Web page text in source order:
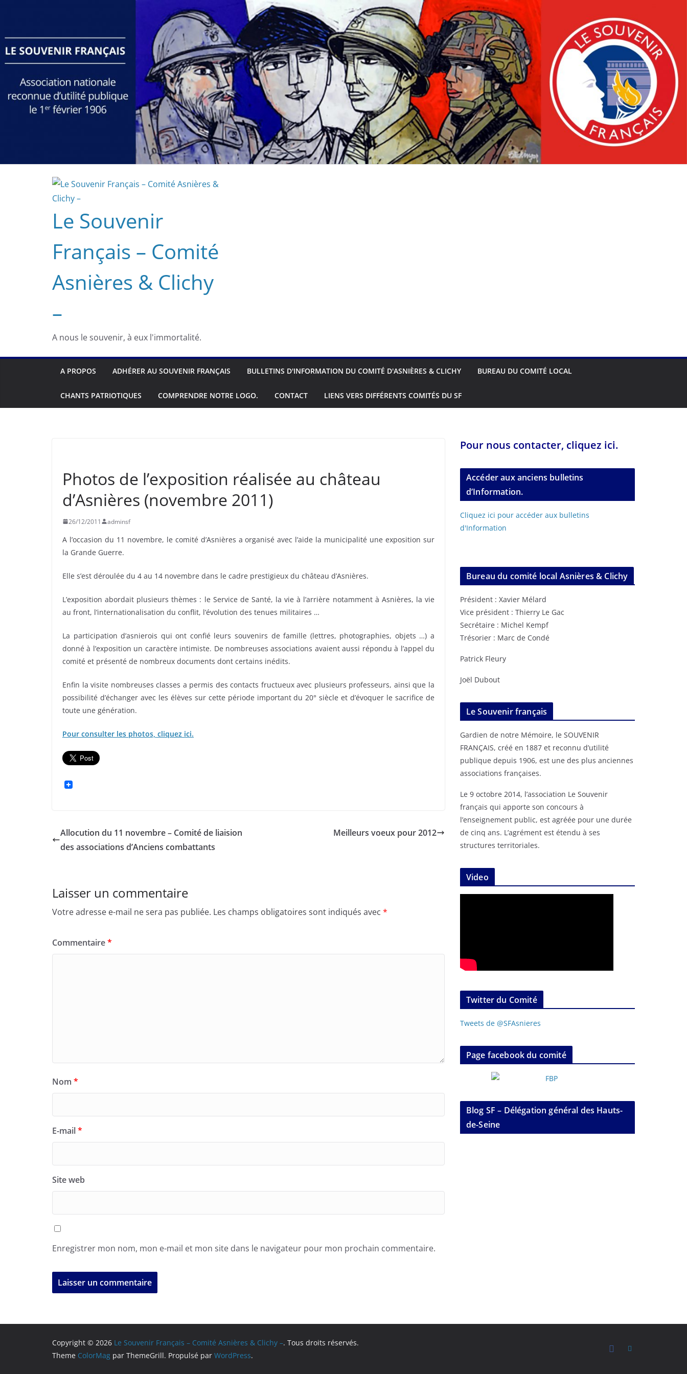
contenu
Le Souvenir
Français – Comité
Asnières & Clichy
–
A nous le souvenir, à eux l'immortalité.
A PROPOS ADHÉRER AU SOUVENIR FRANÇAIS BULLETINS D'INFORMATION DU COMITÉ D'ASNIÈRES & CLICHY BUREAU DU COMITÉ LOCAL
CHANTS PATRIOTIQUES COMPRENDRE NOTRE LOGO. CONTACT LIENS VERS DIFFÉRENTS COMITÉS DU SF
Photos de l’exposition réalisée au château
d’Asnières (novembre 2011)
26/12/2011 adminsf
A l’occasion du 11 novembre, le comité d’Asnières a organisé avec l’aide la municipalité une exposition sur
la Grande Guerre.
Elle s’est déroulée du 4 au 14 novembre dans le cadre prestigieux du château d’Asnières.
L’exposition abordait plusieurs thèmes : le Service de Santé, la vie à l’arrière notamment à Asnières, la vie
au front, l’internationalisation du conflit, l’évolution des tenues militaires …
La participation d’asnierois qui ont confié leurs souvenirs de famille (lettres, photographies, objets …) a
donné à l’exposition un caractère intimiste. De nombreuses associations avaient aussi répondu à l’appel du
comité et présenté de nombreux documents dont certains inédits.
Enfin la visite nombreuses classes a permis des contacts fructueux avec plusieurs professeurs, ainsi que la
possibilité d’échanger avec les élèves sur cette période important du 20° siècle et d’évoquer le sacrifice de
toute une génération.
Pour consulter les photos, cliquez ici.
Allocution du 11 novembre – Comité de liaision
des associations d’Anciens combattants
Meilleurs voeux pour 2012
Laisser un commentaire
Votre adresse e-mail ne sera pas publiée. Les champs obligatoires sont indiqués avec *
Commentaire*
Nom *
E-mail*
Site web
Enregistrer mon nom, mon e-mail et mon site dans le navigateur pour mon prochain commentaire.
Pour nous contacter, cliquez ici.
Accéder aux anciens bulletins
d’Information.
Cliquez ici pour accéder aux bulletins
d'Information
Bureau du comité local Asnières & Clichy
Président : Xavier Mélard
Vice président : Thierry Le Gac
Secrétaire : Michel Kempf
Trésorier : Marc de Condé
Patrick Fleury
Joël Dubout
Le Souvenir français
Gardien de notre Mémoire, le SOUVENIR
FRANÇAIS, créé en 1887 et reconnu d’utilité
publique depuis 1906, est une des plus anciennes
associations françaises.
Le 9 octobre 2014, l’association Le Souvenir
français qui apporte son concours à
l’enseignement public, est agréée pour une durée
de cinq ans. L’agrément est étendu à ses
structures territoriales.
Video
Twitter du Comité
Tweets de @SFAsnieres
Page facebook du comité
Blog SF – Délégation général des Hauts-
de-Seine
Copyright © 2026 Le Souvenir Français – Comité Asnières & Clichy –. Tous droits réservés.
Theme ColorMag par ThemeGrill. Propulsé par WordPress.